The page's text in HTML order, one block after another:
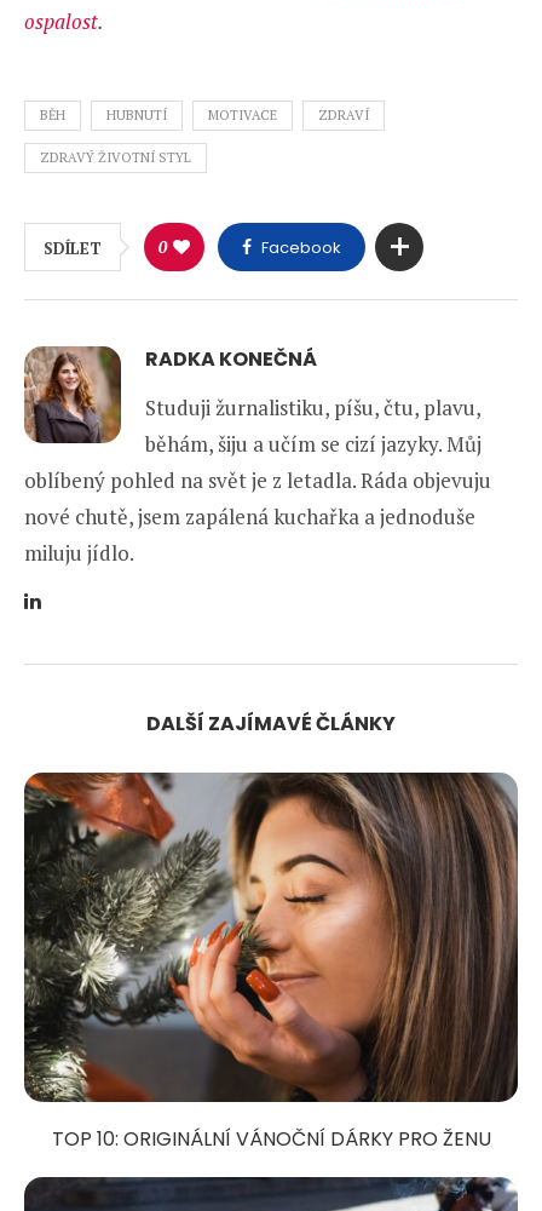
ospalost.
BĚH HUBNUTÍ MOTIVACE ZDRAVÍ
ZDRAVÝ ŽIVOTNÍ STYL
SDÍLET 0 Facebook
RADKA KONEČNÁ
Studuji žurnalistiku, píšu, čtu, plavu,
běhám, šiju a učím se cizí jazyky. Můj
oblíbený pohled na svět je z letadla. Ráda objevuju
nové chutě, jsem zapálená kuchařka a jednoduše
miluju jídlo.
DALŠÍ ZAJÍMAVÉ ČLÁNKY
TOP 10: ORIGINÁLNÍ VÁNOČNÍ DÁRKY PRO ŽENU